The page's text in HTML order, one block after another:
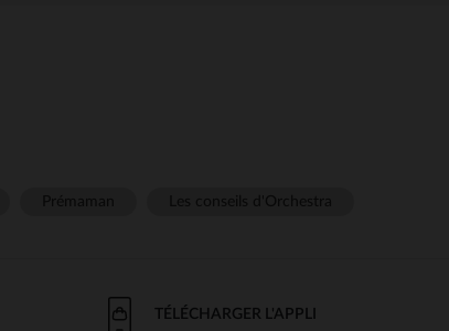
TÉLÉCHARGER L'APPLI